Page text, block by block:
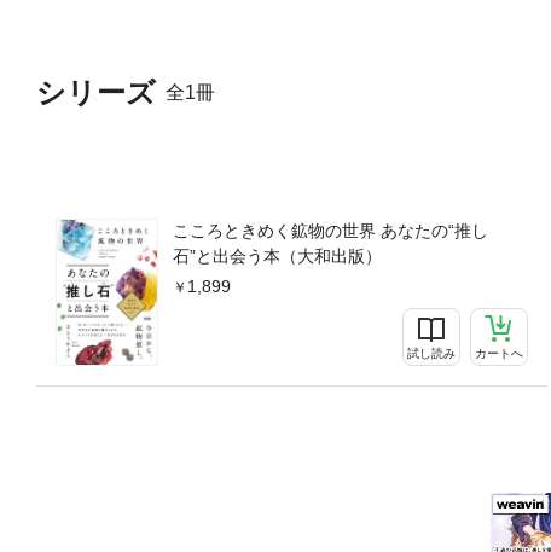
シリーズ 全1冊
こころときめく鉱物の世界 あなたの“推し
石”と出会う本（大和出版）
1,899
試し読み カートへ